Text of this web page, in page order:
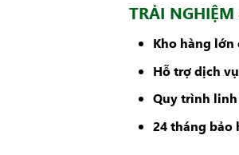
TRẢI
Kho hàng lớn
Hỗ trợ dịch
Quy trình linh
24 tháng bảo